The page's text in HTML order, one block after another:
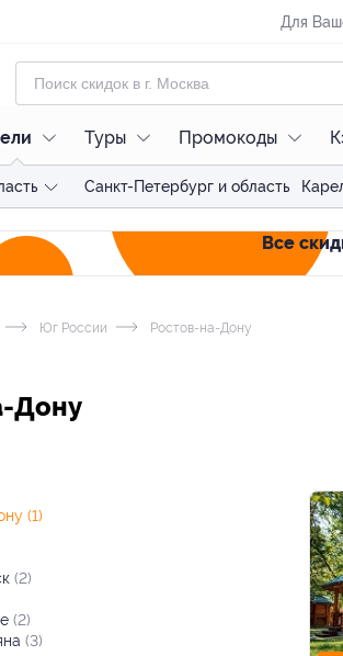
Для
Туры Промокоды
Санкт-Петербург и область
Все
Юг России Ростов-на-Дону
Дону
(2)
(2)
(3)
(1)